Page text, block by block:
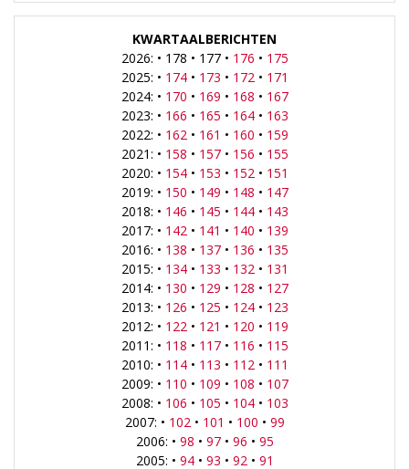
KWARTAALBERICHTEN
2026: • 178 • 177 • 176 • 175
2025: • 174• 173 • 172• 171
2024: • 170 • 169 • 168 • 167
2023: • 166 • 165 • 164• 163
2022: • 162• 161 • 160 • 159
2021: • 158 • 157• 156 • 155
2020: • 154• 153 • 152• 151
2019: • 150 • 149 • 148 • 147
2018: • 146 • 145 • 144• 143
2017: • 142• 141 • 140 • 139
2016: • 138 • 137• 136 • 135
2015: • 134• 133 • 132• 131
2014: • 130 • 129 • 128 • 127
2013: • 126 • 125 • 124• 123
2012: • 122• 121 • 120 • 119
2011: • 118 • 117• 116 • 115
2010: • 114• 113 • 112• 111
2009: • 110 • 109 • 108 • 107
2008: • 106 • 105 • 104• 103
2007: • 102• 101 • 100 • 99
2006: • 98 • 97• 96 • 95
2005: • 94• 93 • 92• 91